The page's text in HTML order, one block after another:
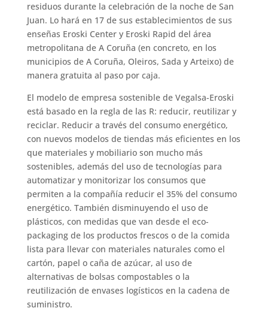
residuos durante la celebración de la noche de San
Juan. Lo hará en 17 de sus establecimientos de sus
enseñas Eroski Center y Eroski Rapid del área
metropolitana de A Coruña (en concreto, en los
municipios de A Coruña, Oleiros, Sada y Arteixo) de
manera gratuita al paso por caja.
El modelo de empresa sostenible de Vegalsa-Eroski
está basado en la regla de las R: reducir, reutilizar y
reciclar. Reducir a través del consumo energético,
con nuevos modelos de tiendas más eficientes en los
que materiales y mobiliario son mucho más
sostenibles, además del uso de tecnologías para
automatizar y monitorizar los consumos que
permiten a la compañía reducir el 35% del consumo
energético. También disminuyendo el uso de
plásticos, con medidas que van desde el eco-
packaging de los productos frescos o de la comida
lista para llevar con materiales naturales como el
cartón, papel o caña de azúcar, al uso de
alternativas de bolsas compostables o la
reutilización de envases logísticos en la cadena de
suministro.